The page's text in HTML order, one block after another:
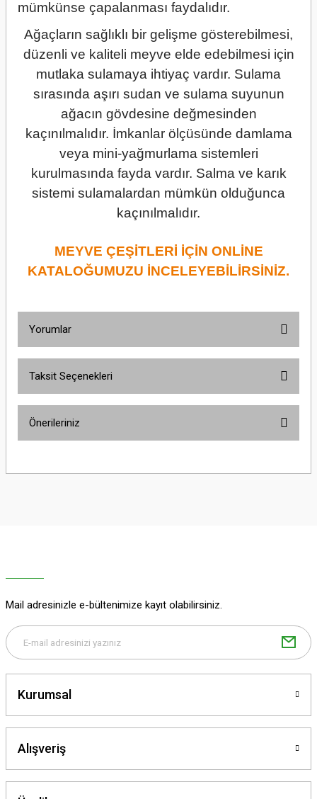
mümkünse çapalanması faydalıdır.
Ağaçların sağlıklı bir gelişme gösterebilmesi,
düzenli ve kaliteli meyve elde edebilmesi için
mutlaka sulamaya ihtiyaç vardır. Sulama
sırasında aşırı sudan ve sulama suyunun
ağacın gövdesine değmesinden
kaçınılmalıdır. İmkanlar ölçüsünde damlama
veya mini-yağmurlama sistemleri
kurulmasında fayda vardır. Salma ve karık
sistemi sulamalardan mümkün olduğunca
kaçınılmalıdır.
MEYVE ÇEŞİTLERİ İÇİN ONLİNE
KATALOĞUMUZU İNCELEYEBİLİRSİNİZ.
Yorumlar
Taksit Seçenekleri
Önerileriniz
yetersiz gördüğünüz noktaları öneri formunu kullanarak tarafımıza
Bu ürüne benzer farklı alternatifler olmalı.
Mail adresinizle e-bültenimize kayıt olabilirsiniz.
Kurumsal
Alışveriş